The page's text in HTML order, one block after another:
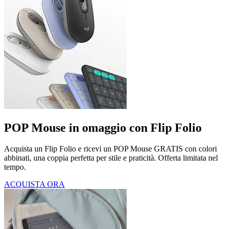
POP Mouse in omaggio con Flip Folio
Acquista un Flip Folio e ricevi un POP Mouse GRATIS con colori
abbinati, una coppia perfetta per stile e praticità. Offerta limitata nel
tempo.
ACQUISTA ORA